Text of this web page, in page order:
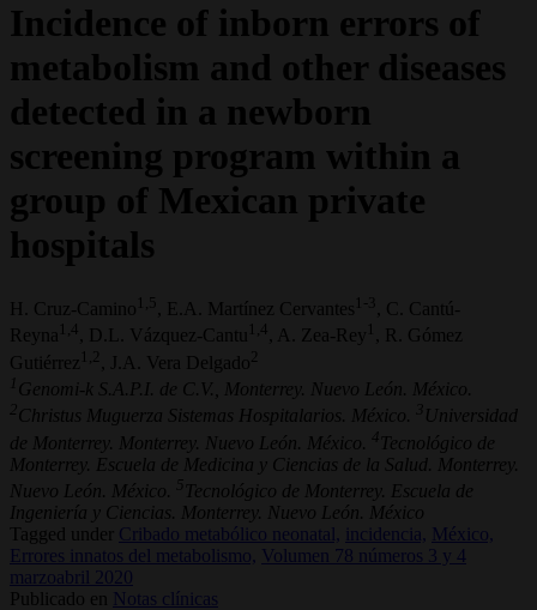
Incidence of inborn errors of
metabolism and other diseases
detected in a newborn
screening program within a
group of Mexican private
hospitals
H. Cruz-Camino 1,5 , E.A. Martínez Cervantes 1-3
, C. Cantú-
Reyna 1,4 , D.L. Vázquez-Cantu 1,4 , A. Zea-Rey 1
, R. Gómez
Gutiérrez 1,2 , J.A. Vera Delgado
1 Genomi-k S.A.P.I. de C.V., Monterrey. Nuevo León. México.
2Christus Muguerza Sistemas Hospitalarios. México. 3 Universidad
de Monterrey. Monterrey. Nuevo León. México.
4 Tecnológico de
Monterrey. Escuela de Medicina y Ciencias de la Salud. Monterrey.
Nuevo León. México. 5 Tecnológico de Monterrey. Escuela de
Ingeniería y Ciencias. Monterrey. Nuevo León. México
Tagged under
Cribado metabólico neonatal, incidencia,
México,
Errores innatos del metabolismo,
Volumen 78 números 3 y 4
marzoabril 2020
Publicado en
Notas clínicas